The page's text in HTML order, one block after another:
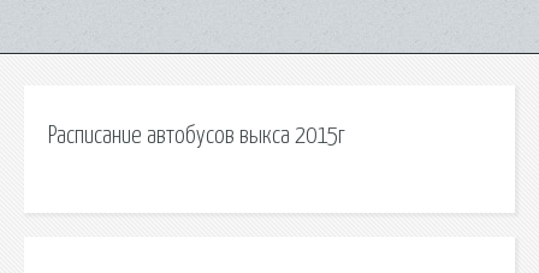
Расписание автобусов выкса 2015г